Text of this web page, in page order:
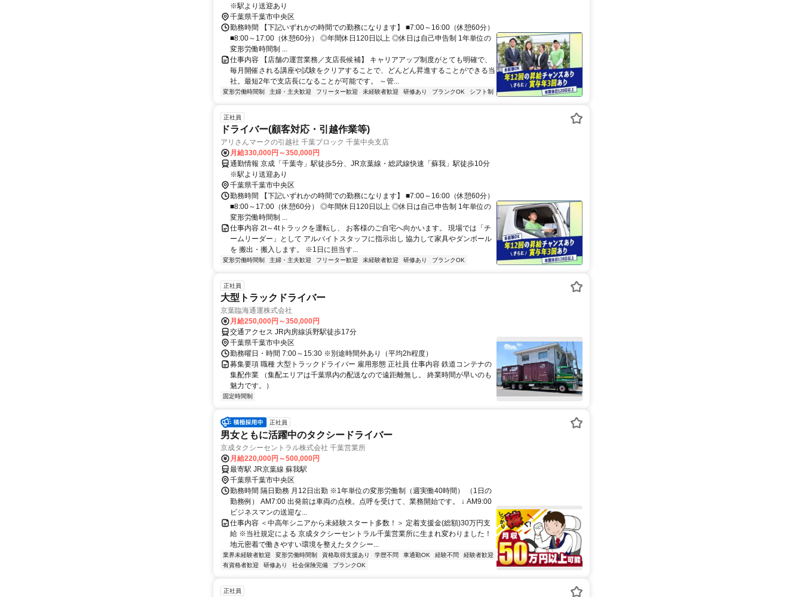
※駅より送迎あり
千葉県千葉市中央区
勤務時間 【下記いずれかの時間での勤務になります】 ■7:00～16:00（休憩60分）
■8:00～17:00（休憩60分） ◎年間休日120日以上 ◎休日は自己申告制 1年単位の
変形労働時間制 ...
仕事内容 【店舗の運営業務／支店長候補】 キャリアアップ制度がとても明確で、
毎月開催される講座や試験をクリアすることで、どんどん昇進することができる当
社。最短2年で支店長になることが可能です。 ～管...
変形労働時間制 主婦・主夫歓迎 フリーター歓迎 未経験者歓迎 研修あり ブランクOK シフト制
正社員
ドライバー(顧客対応・引越作業等)
アリさんマークの引越社 千葉ブロック 千葉中央支店
月給330,000円～350,000円
通勤情報 京成「千葉寺」駅徒歩5分、JR京葉線・総武線快速「蘇我」駅徒歩10分
※駅より送迎あり
千葉県千葉市中央区
勤務時間 【下記いずれかの時間での勤務になります】 ■7:00～16:00（休憩60分）
■8:00～17:00（休憩60分） ◎年間休日120日以上 ◎休日は自己申告制 1年単位の
変形労働時間制 ...
仕事内容 2t～4tトラックを運転し、 お客様のご自宅へ向かいます。 現場では「チ
ームリーダー」として アルバイトスタッフに指示出し 協力して家具やダンボール
を 搬出・搬入します。 ※1日に担当す...
変形労働時間制 主婦・主夫歓迎 フリーター歓迎 未経験者歓迎 研修あり ブランクOK
正社員
大型トラックドライバー
京葉臨海通運株式会社
月給250,000円～350,000円
交通アクセス JR内房線浜野駅徒歩17分
千葉県千葉市中央区
勤務曜日・時間 7:00～15:30 ※別途時間外あり（平均2h程度）
募集要項 職種 大型トラックドライバー 雇用形態 正社員 仕事内容 鉄道コンテナの
集配作業 （集配エリアは千葉県内の配送なので遠距離無し。 終業時間が早いのも
魅力です。）
固定時間制
正社員
男女ともに活躍中のタクシードライバー
京成タクシーセントラル株式会社 千葉営業所
月給220,000円～500,000円
最寄駅 JR京葉線 蘇我駅
千葉県千葉市中央区
勤務時間 隔日勤務 月12日出勤 ※1年単位の変形労働制（週実働40時間） （1日の
勤務例） AM7:00 出発前は車両の点検。点呼を受けて、業務開始です。 ↓ AM9:00
ビジネスマンの送迎な...
仕事内容 ＜中高年シニアから未経験スタート多数！＞ 定着支援金(総額)30万円支
給 ※当社規定による 京成タクシーセントラル千葉営業所に生まれ変わりました！
地元密着で働きやすい環境を整えたタクシー...
業界未経験者歓迎 変形労働時間制 資格取得支援あり 学歴不問 車通勤OK 経験不問
経験者歓迎
有資格者歓迎
研修あり 社会保険完備 ブランクOK
正社員